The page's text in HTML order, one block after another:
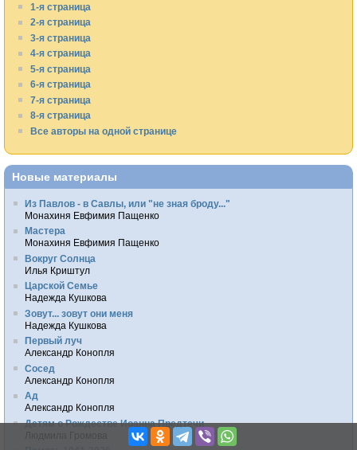
1-я страница
2-я страница
3-я страница
4-я страница
5-я страница
6-я страница
7-я страница
8-я страница
Все авторы на одной странице
Новые материалы
Из Павлов - в Савлы, или "не зная броду..."
Монахиня Евфимия Пащенко
Мастера
Монахиня Евфимия Пащенко
Вокруг Солнца
Илья Криштул
Царской Семье
Надежда Кушкова
Зовут... зовут они меня
Надежда Кушкова
Первый луч
Александр Конопля
Сосед
Александр Конопля
Ад
Александр Конопля
Детям о Рождестве Иоанна Предтечи
Людмила Громова